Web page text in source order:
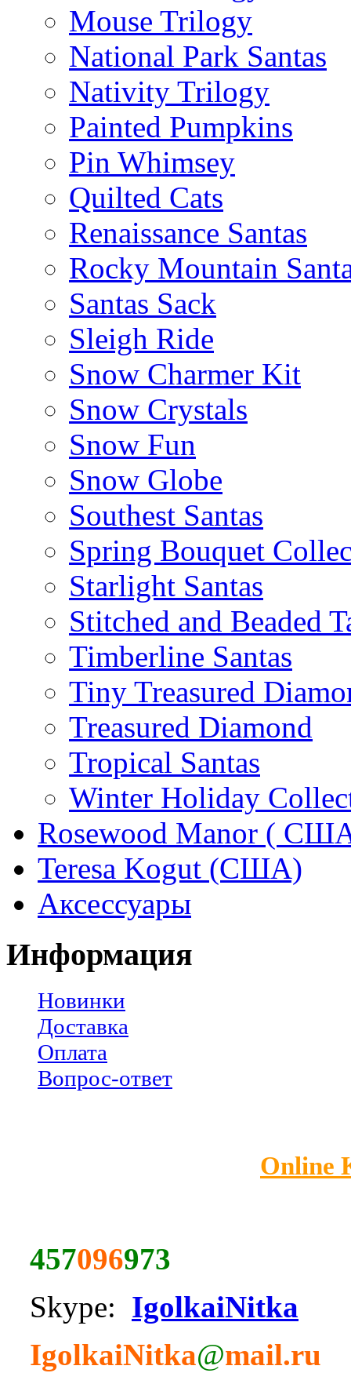
Mouse Trilogy
National Park Santas
Nativity Trilogy
Painted Pumpkins
Pin Whimsey
Quilted Cats
Renaissance Santas
Rocky Mountain
Santas Sack
Sleigh Ride
Snow Charmer Kit
Snow Crystals
Snow Fun
Snow Globe
Southest Santas
Spring Bouquet
Starlight Santas
Stitched and Beaded
Timberline Santas
Tiny Treasured
Treasured Diamond
Tropical Santas
Winter Holiday
Rosewood Manor (
Teresa Kogut (США)
Аксессуары
Информация
Новинки
Доставка
Оплата
Вопрос-ответ
Online
457096973
Skype: IgolkaiNitka
IgolkaiNitka@mail.ru